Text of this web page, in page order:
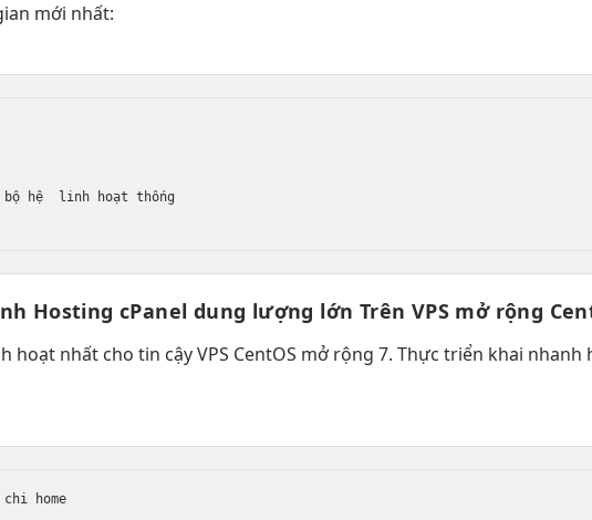
mới nhất:
bộ hệ linh hoạt thống
Hosting cPanel dung lượng lớn Trên VPS mở rộng
hoạt nhất chotin cậyVPS CentOS mở rộng 7. Thựctriển khai nhanh
chi home